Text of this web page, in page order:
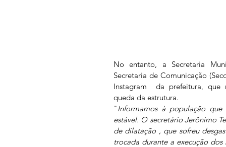
No entanto, a Secretaria
Secretaria de Comunicação
Instagram  da prefeitura, que
queda da estrutura.
"Informamos à população
estável. O secretário Jerônimo
de dilatação , que sofreu
trocada durante a execução